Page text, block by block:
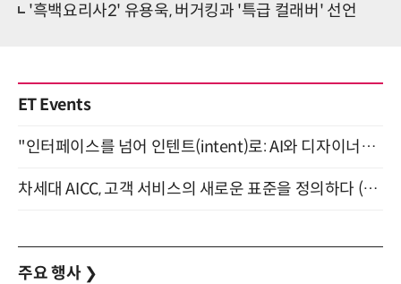
'흑백요리사2' 유용욱, 버거킹과 '특급 컬래버' 선언
ET Events
"인터페이스를 넘어 인텐트(intent)로: AI와 디자이너가 함께 만드는 공존의 UX" 강남역 (9/2)
차세대 AICC, 고객 서비스의 새로운 표준을 정의하다 (9/9)
주요 행사 ❯